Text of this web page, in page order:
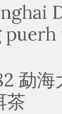
puerh
勐海
茶